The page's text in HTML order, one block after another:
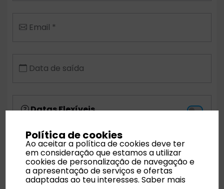
Email *
Data de saída
Datas Flexíveis
Aeroporto
Noites
Política de cookies
Ao aceitar a política de cookies deve ter
em consideração que estamos a utilizar
cookies de personalização de navegação e
a apresentação de serviços e ofertas
adaptadas ao teu interesses.Saber mais